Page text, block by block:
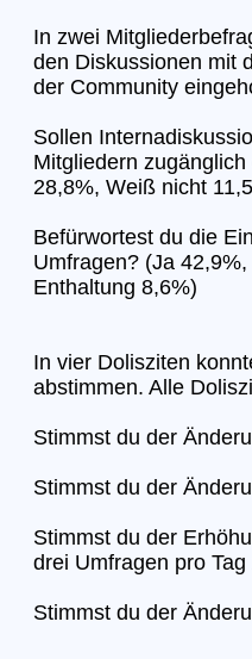
In zwei
den Diskussionen mit
der Community
Sollen
Mitgliedern
28,8%, Weiß nicht
Befürwortest du die
Umfragen? (Ja
Enthaltung 8,6%)
In vier Dolisziten
abstimmen. Alle
Stimmst du der
Stimmst du der
Stimmst du der
drei Umfragen pro Tag
Stimmst du der